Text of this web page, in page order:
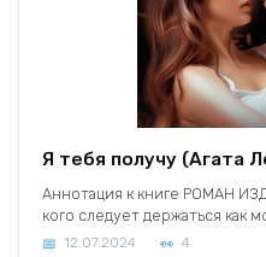
Я тебя получу (Агата
Аннотация к книге РОМАН
кого следует держаться как
12.07.2024 4